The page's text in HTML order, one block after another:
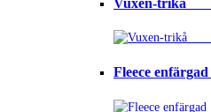
Fleece